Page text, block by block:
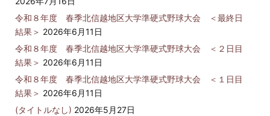
令和８年度 春季北信越地区大学準硬式野球大会 ＜最終日
結果＞ 2026年6月11日
令和８年度 春季北信越地区大学準硬式野球大会 ＜２日目
結果＞ 2026年6月11日
令和８年度 春季北信越地区大学準硬式野球大会 ＜１日目
結果＞ 2026年6月11日
(タイトルなし) 2026年5月27日